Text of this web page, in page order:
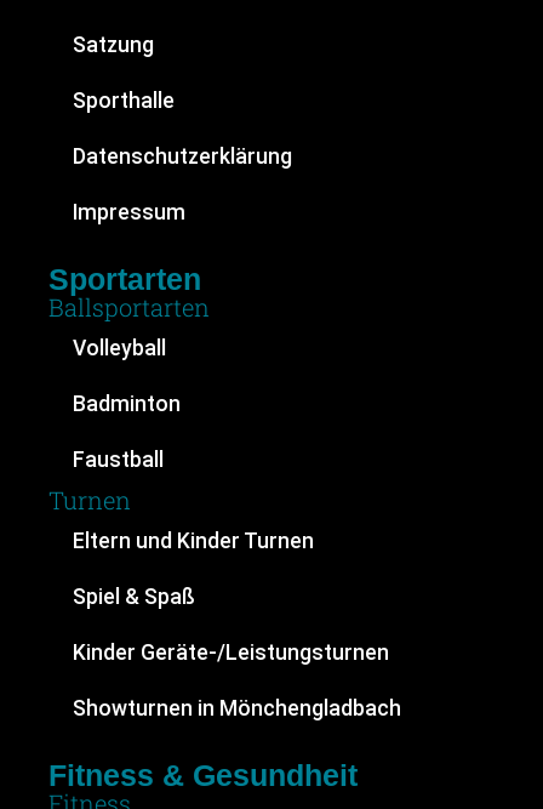
Satzung
Sporthalle
Datenschutzerklärung
Impressum
Sportarten
Ballsportarten
Volleyball
Badminton
Faustball
Turnen
Eltern und Kinder Turnen
Spiel & Spaß
Kinder Geräte-/Leistungsturnen
Showturnen in Mönchengladbach
Fitness & Gesundheit